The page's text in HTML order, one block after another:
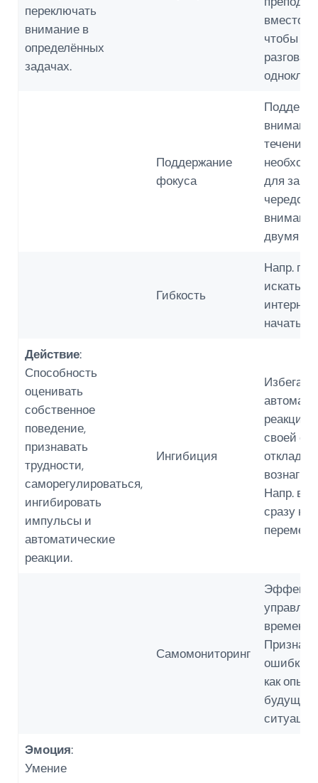
переключать
внимание в
определённых
задачах.
вместо
чтобы
Поддержание
фокуса
течение
для
двумя
Гибкость
Напр.
искать в
начать
Действие:
Способность
оценивать
собственное
поведение,
признавать
трудности,
саморегулироваться,
ингибировать
импульсы и
автоматические
реакции.
Ингибиция
Избегать
реакций,
своей
Напр.
сразу на
Самомониторинг
ошибки
как опыт
будущих
Эмоция:
Умение